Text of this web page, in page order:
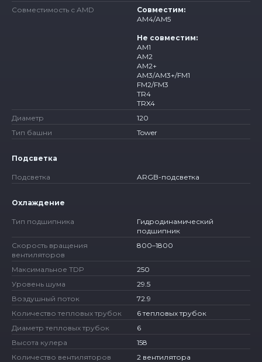
Совместимость с AMD
Совместим:
AM4/AM5
Не совместим:
AM1
AM2
AM2+
AM3/AM3+/FM1
FM2/FM3
TR4
TRX4
Диаметр
120
Тип башни
Tower
Подсветка
Подсветка ARGB-подсветка
Охлаждение
Тип подшипника
Гидродинамический
подшипник
Скорость вращения
вентиляторов
800–1800
Максимальное TDP
250
Уровень шума
29.5
Воздушный поток
72.9
Количество тепловых трубок
6 тепловых трубок
Диаметр тепловых трубок
6
Высота кулера
158
Количество вентиляторов
2 вентилятора